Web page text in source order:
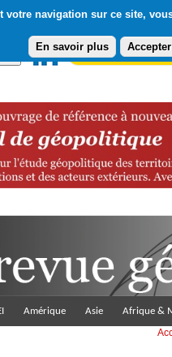
votre navigation sur ce site,
En savoir plus Accepter
Abonnement
Amérique Asie Afrique &